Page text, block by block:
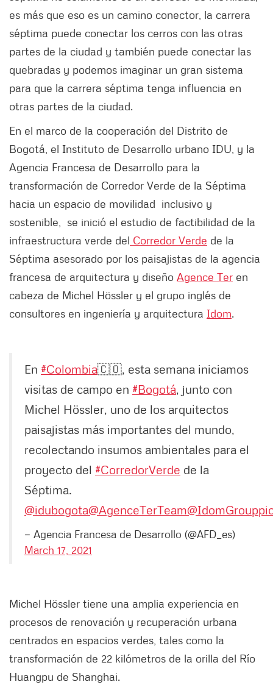
es más que eso es un camino conector, la carrera
séptima puede conectar los cerros con las otras
partes de la ciudad y también puede conectar las
quebradas y podemos imaginar un gran sistema
para que la carrera séptima tenga influencia en
otras partes de la ciudad.
En el marco de la cooperación del Distrito de
Bogotá, el Instituto de Desarrollo urbano IDU, y la
Agencia Francesa de Desarrollo para la
transformación de Corredor Verde de la Séptima
hacia un espacio de movilidad inclusivo y
sostenible, se inició el estudio de factibilidad de la
infraestructura verde del Corredor Verde de la
Séptima asesorado por los paisajistas de la agencia
francesa de arquitectura y diseño Agence Ter en
cabeza de Michel Hössler y el grupo inglés de
consultores en ingeniería y arquitectura Idom.
En #Colombia🇨🇴, esta semana iniciamos
visitas de campo en #Bogotá , junto con
Michel Hössler, uno de los arquitectos
paisajistas más importantes del mundo,
recolectando insumos ambientales para el
proyecto del #CorredorVerde de la
Séptima.
@idubogota@AgenceTerTeam@IdomGroup
— Agencia Francesa de Desarrollo (@AFD_es)
March 17, 2021
Michel Hössler tiene una amplia experiencia en
procesos de renovación y recuperación urbana
centrados en espacios verdes, tales como la
transformación de 22 kilómetros de la orilla del Río
Huangpu de Shanghai.